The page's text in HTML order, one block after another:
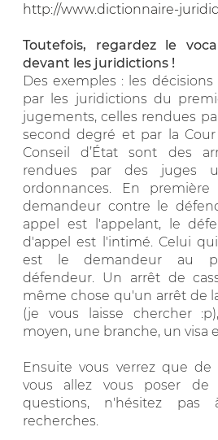
http://www.dictionnaire-
Toutefois, regardez le
devant les juridictions !
Des exemples : les
par les juridictions du
jugements, celles rendues
second degré et par la
Conseil d’État sont des
rendues par des juges
ordonnances. En
demandeur contre le
appel est l'appelant, le
d'appel est l'intimé. Celui
est le demandeur au
défendeur. Un arrêt de
même chose qu'un arrêt de
(je vous laisse chercher
moyen, une branche, un visa
Ensuite vous verrez que
vous allez vous poser
questions, n'hésitez pas
recherches.